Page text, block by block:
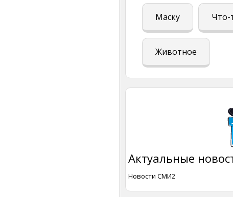
Маску Что-
Животное
Актуальные
Новости СМИ2